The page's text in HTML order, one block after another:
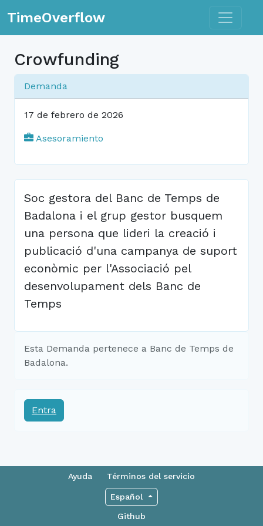
TimeOverflow Toggle
Crowfunding
Demanda
17 de febrero de 2026
Asesoramiento
Soc gestora del Banc de Temps de
Badalona i el grup gestor busquem
una persona que lideri la creació i
publicació d'una campanya de suport
econòmic per l'Associació pel
desenvolupament dels Banc de
Temps
Esta Demanda pertenece a Banc de Temps de
Badalona.
Entra
Ayuda Términos del servicio
Español
Github